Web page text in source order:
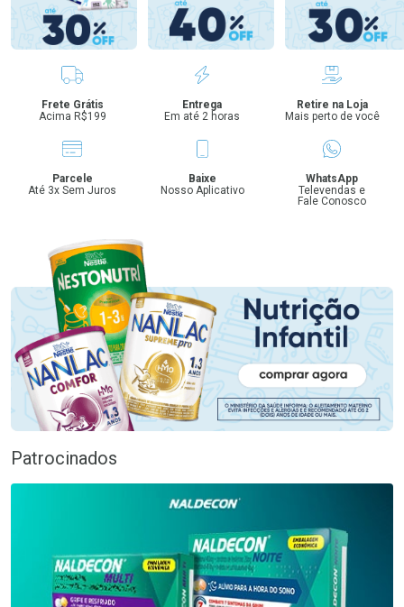
Benefícios
Frete Grátis
Acima R$199
Entrega
Em até 2 horas
Retire na Loja
Mais perto de você
Parcele
Até 3x Sem Juros
Baixe
Nosso Aplicativo
WhatsApp
Televendas e
Fale Conosco
Patrocinados